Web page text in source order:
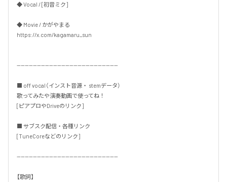
◆ Vocal / [初音ミク]
◆ Movie / かがやまる
https://x.com/kagamaru_sun
--------------------------------------------------
■ off vocal（インスト音源・ stemデータ）
歌ってみたや演奏動画で使ってね！
[ピアプロやDriveのリンク]
■ サブスク配信・各種リンク
[TuneCoreなどのリンク]
--------------------------------------------------
【歌詞】